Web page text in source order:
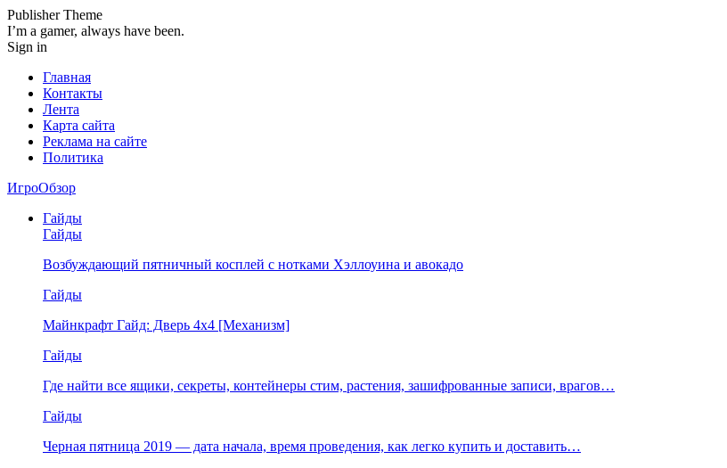
Publisher Theme
I’m a gamer, always have been.
Sign in
Главная
Контакты
Лента
Карта сайта
Реклама на сайте
Политика
ИгроОбзор
Гайды
Гайды
Возбуждающий пятничный косплей с нотками Хэллоуина и авокадо
Гайды
Майнкрафт Гайд: Дверь 4х4 [Механизм]
Гайды
Где найти все ящики, секреты, контейнеры стим, растения, зашифрованные записи, врагов…
Гайды
Черная пятница 2019 — дата начала, время проведения, как легко купить и доставить…